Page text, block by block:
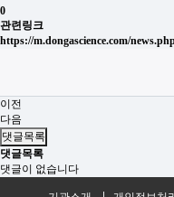
0
관련링크
https://m.dongascience.com/
이전
다음
댓글목록
댓글목록
댓글이 없습니다